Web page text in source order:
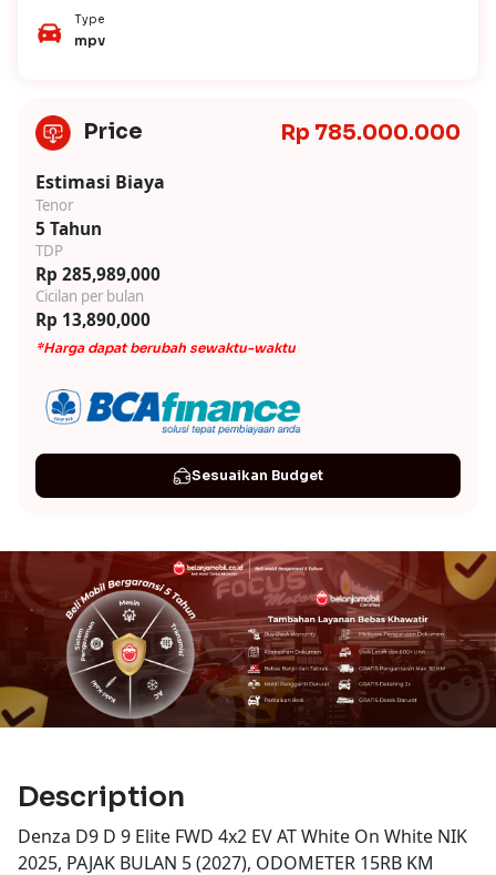
Type
mpv
Price Rp 785.000.000
Estimasi Biaya
Tenor
5 Tahun
TDP
Rp 285,989,000
Cicilan per bulan
Rp 13,890,000
*Harga dapat berubah sewaktu-waktu
Sesuaikan Budget
Description
Denza D9 D 9 Elite FWD 4x2 EV AT White On White NIK
2025, PAJAK BULAN 5 (2027), ODOMETER 15RB KM